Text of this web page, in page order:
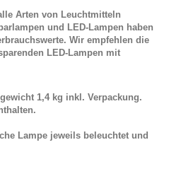
Arten von Leuchtmitteln
und LED-Lampen haben
Wir empfehlen die
LED-Lampen mit
1,4 kg inkl. Verpackung.
Lampe jeweils beleuchtet und